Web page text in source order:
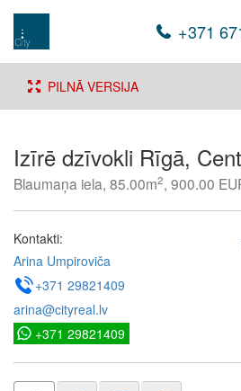
+371
PILNĀ VERSIJA
Izīrē dzīvokli Rīgā,
Blaumaņa iela, 85.00m2, 900.00
Kontakti:
Arina Umpiroviča
+371 29821409
arina@cityreal.lv
+371 29821409